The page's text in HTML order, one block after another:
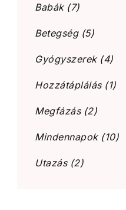
Babák(7)
Betegség(5)
Gyógyszerek(4)
Hozzátáplálás(1)
Megfázás(2)
Mindennapok(10)
Utazás(2)